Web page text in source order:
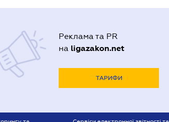
Реклама та PR
на ligazakon.net
ТАРИФИ